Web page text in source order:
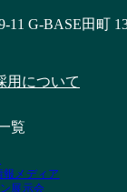
11 G-BASE田町
用について
覧
報メディア
展示会